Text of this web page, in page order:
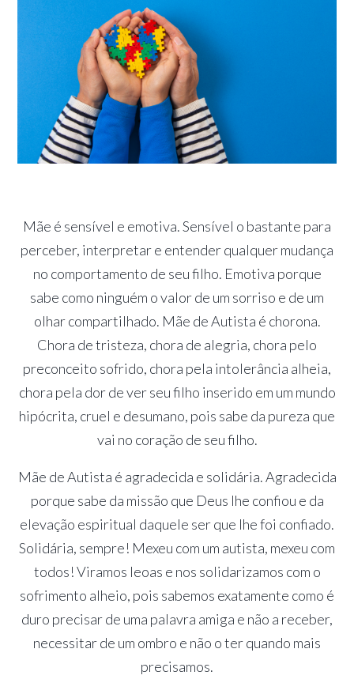
Mãe é sensível e emotiva. Sensível o bastante para
perceber, interpretar e entender qualquer mudança
no comportamento de seu filho. Emotiva porque
sabe como ninguém o valor de um sorriso e de um
olhar compartilhado. Mãe de Autista é chorona.
Chora de tristeza, chora de alegria, chora pelo
preconceito sofrido, chora pela intolerância alheia,
chora pela dor de ver seu filho inserido em um mundo
hipócrita, cruel e desumano, pois sabe da pureza que
vai no coração de seu filho.
Mãe de Autista é agradecida e solidária. Agradecida
porque sabe da missão que Deus lhe confiou e da
elevação espiritual daquele ser que lhe foi confiado.
Solidária, sempre! Mexeu com um autista, mexeu com
todos! Viramos leoas e nos solidarizamos com o
sofrimento alheio, pois sabemos exatamente como é
duro precisar de uma palavra amiga e não a receber,
necessitar de um ombro e não o ter quando mais
precisamos.